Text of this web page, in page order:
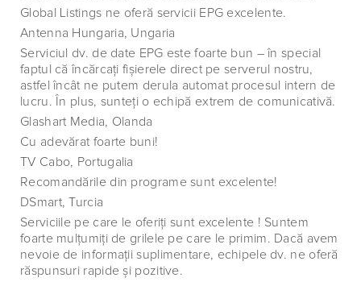
Global Listings ne oferă servicii EPG excelente.
Antenna Hungaria, Ungaria
Serviciul dv. de date EPG este foarte bun – în special
faptul că încărcaţi fişierele direct pe serverul nostru,
astfel încât ne putem derula automat procesul intern de
lucru. În plus, sunteţi o echipă extrem de comunicativă.
Glashart Media, Olanda
Cu adevărat foarte buni!
TV Cabo, Portugalia
Recomandările din programe sunt excelente!
DSmart, Turcia
Serviciile pe care le oferiţi sunt excelente ! Suntem
foarte mulţumiţi de grilele pe care le primim. Dacă avem
nevoie de informaţii suplimentare, echipele dv. ne oferă
răspunsuri rapide şi pozitive.